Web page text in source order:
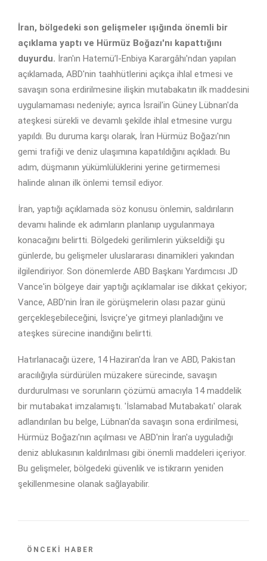
İran, bölgedeki son gelişmeler ışığında önemli bir
açıklama yaptı ve Hürmüz Boğazı'nı kapattığını
duyurdu. İran'ın Hatemü’l-Enbiya Karargâhı'ndan yapılan
açıklamada, ABD'nin taahhütlerini açıkça ihlal etmesi ve
savaşın sona erdirilmesine ilişkin mutabakatın ilk maddesini
uygulamaması nedeniyle; ayrıca İsrail'in Güney Lübnan'da
ateşkesi sürekli ve devamlı şekilde ihlal etmesine vurgu
yapıldı. Bu duruma karşı olarak, İran Hürmüz Boğazı'nın
gemi trafiği ve deniz ulaşımına kapatıldığını açıkladı. Bu
adım, düşmanın yükümlülüklerini yerine getirmemesi
halinde alınan ilk önlemi temsil ediyor.
İran, yaptığı açıklamada söz konusu önlemin, saldırıların
devamı halinde ek adımların planlanıp uygulanmaya
konacağını belirtti. Bölgedeki gerilimlerin yükseldiği şu
günlerde, bu gelişmeler uluslararası dinamikleri yakından
ilgilendiriyor. Son dönemlerde ABD Başkanı Yardımcısı JD
Vance'in bölgeye dair yaptığı açıklamalar ise dikkat çekiyor;
Vance, ABD'nin İran ile görüşmelerin olası pazar günü
gerçekleşebileceğini, İsviçre'ye gitmeyi planladığını ve
ateşkes sürecine inandığını belirtti.
Hatırlanacağı üzere, 14 Haziran'da İran ve ABD, Pakistan
aracılığıyla sürdürülen müzakere sürecinde, savaşın
durdurulması ve sorunların çözümü amacıyla 14 maddelik
bir mutabakat imzalamıştı. 'İslamabad Mutabakatı' olarak
adlandırılan bu belge, Lübnan'da savaşın sona erdirilmesi,
Hürmüz Boğazı'nın açılması ve ABD'nin İran'a uyguladığı
deniz ablukasının kaldırılması gibi önemli maddeleri içeriyor.
Bu gelişmeler, bölgedeki güvenlik ve istikrarın yeniden
şekillenmesine olanak sağlayabilir.
ÖNCEKI HABER